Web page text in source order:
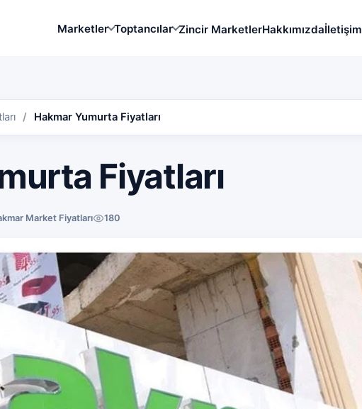
Marketler Toptancılar Zincir MarketlerHakkımızdaİletişim
Hakmar Yumurta Fiyatları
Fiyatları
Market Fiyatları 180